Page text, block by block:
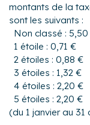
montants de la
sont les suivants :
Non classé : 5,50
1 étoile : 0,71 €
2 étoiles : 0,88 €
3 étoiles : 1,32 €
4 étoiles : 2,20 €
5 étoiles : 2,20 €
(du 1 janvier au 31